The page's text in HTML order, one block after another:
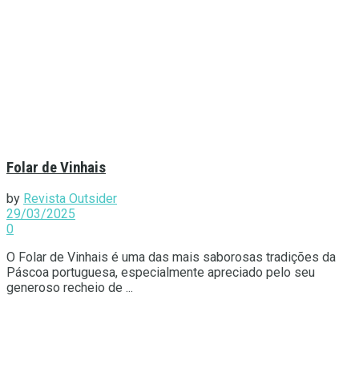
Folar de Vinhais
by Revista Outsider
29/03/2025
0
O Folar de Vinhais é uma das mais saborosas tradições da
Páscoa portuguesa, especialmente apreciado pelo seu
generoso recheio de ...